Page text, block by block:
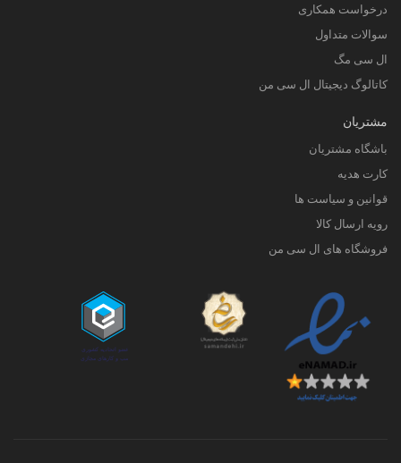
درخواست همکاری
سوالات متداول
ال سی مگ
کاتالوگ دیجیتال ال سی من
مشتریان
باشگاه مشتریان
کارت هدیه
قوانین و سیاست ها
رویه ارسال کالا
فروشگاه های ال سی من